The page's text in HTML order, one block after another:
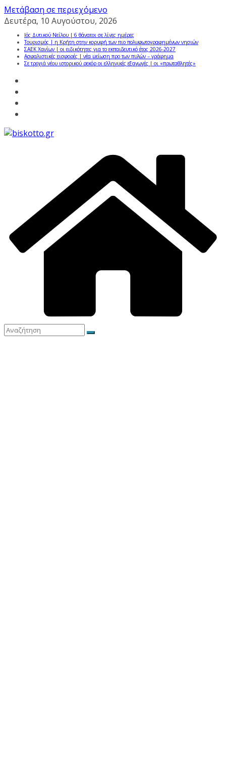
Μετάβαση σε περιεχόμενο
Δευτέρα, 10 Αυγούστου, 2026
Ιός Δυτικού Νείλου | 6 θάνατοι σε λίγες ημέρες
Τουρισμός | η Κρήτη στην κορυφή των πιο πολυφωτογραφημένων νησιών
ΣΑΕΚ Χανίων | οι ειδικότητες για το εκπαιδευτικό έτος 2026-2027
Ασφαλιστικές εισφορές | νέα μείωση προ των πυλών – γράφημα
Σε τροχιά νέου ιστορικού ρεκόρ οι ελληνικές εξαγωγές | οι «πρωταθλητές»